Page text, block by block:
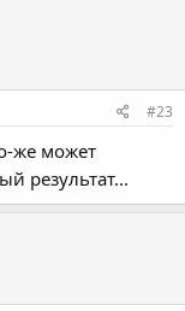
#23
же может
результат...